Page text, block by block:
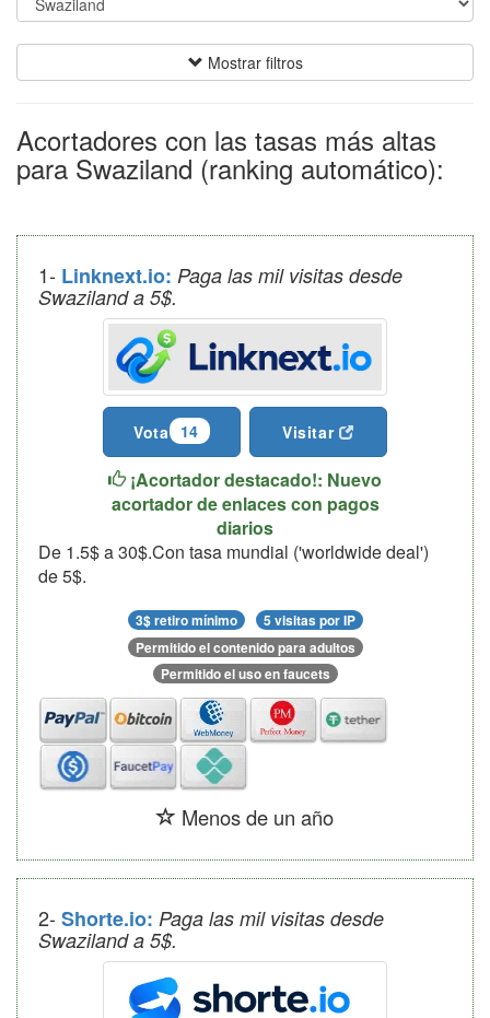
Mostrar filtros
Acortadores con las tasas más altas
para Swaziland (ranking automático):
1- Linknext.io:Paga las mil visitas desde
Swaziland a 5$.
Vota 14 Visitar
¡Acortador destacado!: Nuevo
acortador de enlaces con pagos
diarios
De 1.5$ a 30$.Con tasa mundial ('worldwide deal')
de 5$.
3$ retiro mínimo
5 visitas por IP
Permitido el contenido para adultos
Permitido el uso en faucets
Menos de un año
2-Shorte.io:Paga las mil visitas desde
Swaziland a 5$.